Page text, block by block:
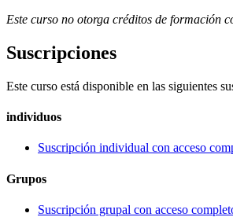
Este curso no otorga créditos de formación
Suscripciones
Este curso está disponible en las siguientes
individuos
Suscripción individual con acceso
Grupos
Suscripción grupal con acceso